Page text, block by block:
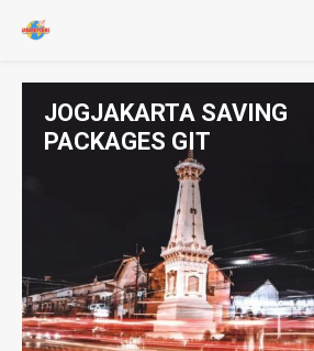
JOGJAKARTA SAVING
PACKAGES GIT